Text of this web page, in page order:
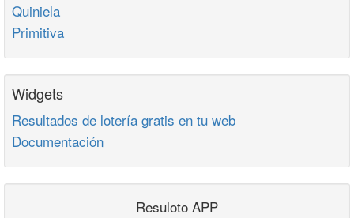
Quiniela
Primitiva
Widgets
Resultados de lotería gratis en tu web
Documentación
Resuloto APP